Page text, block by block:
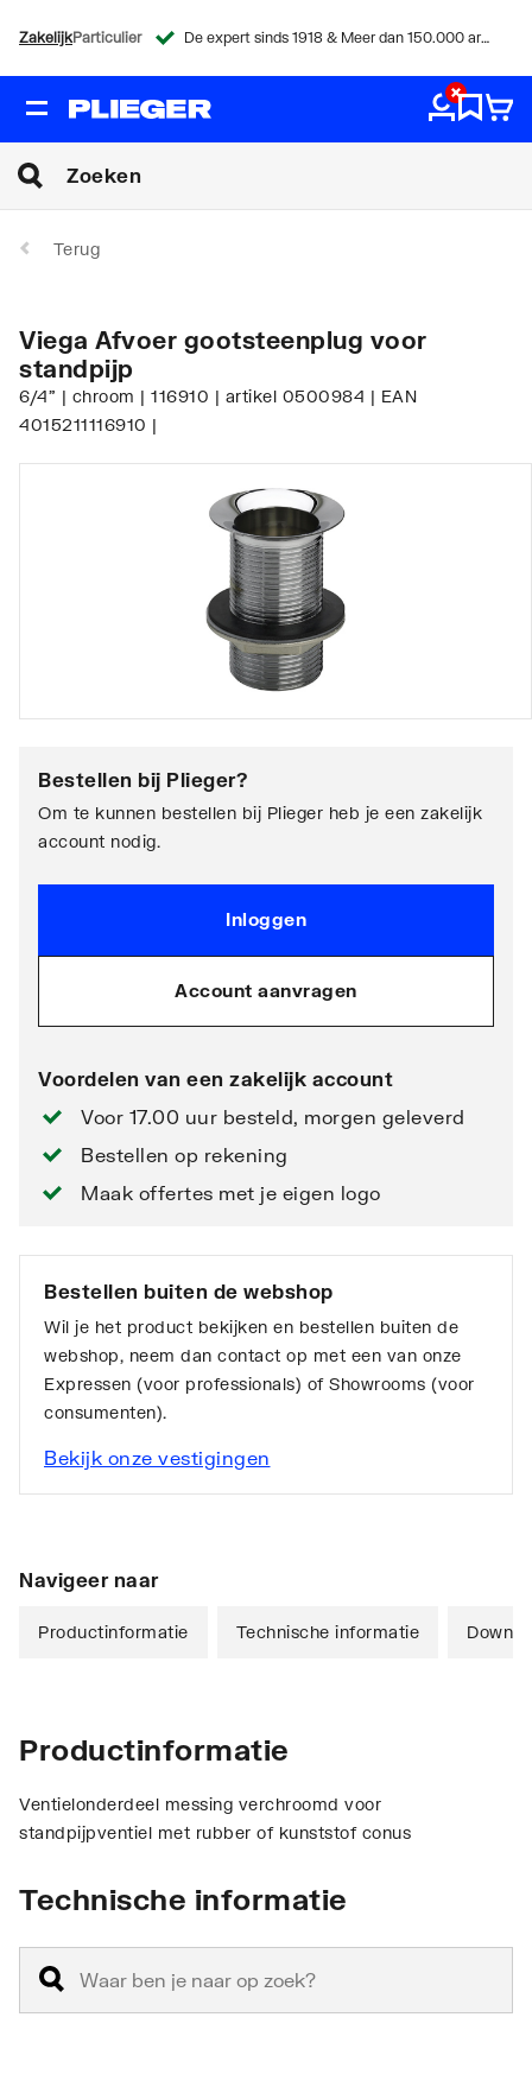
ZakelijkParticulier De expert sinds 1918 & Meer dan 150.000 artikelen
Terug
Viega Afvoer gootsteenplug voor
standpijp
6/4" | chroom | 116910 | artikel 0500984 | EAN
4015211116910 |
Bestellen bij Plieger?
Om te kunnen bestellen bij Plieger heb je een zakelijk
account nodig.
Inloggen
Account aanvragen
Voordelen van een zakelijk account
Voor 17.00 uur besteld, morgen geleverd
Bestellen op rekening
Maak offertes met je eigen logo
Bestellen buiten de webshop
Wil je het product bekijken en bestellen buiten de
webshop, neem dan contact op met een van onze
Expressen (voor professionals) of Showrooms (voor
consumenten).
Bekijk onze vestigingen
Navigeer naar
Productinformatie Technische informatie
Productinformatie
Ventielonderdeel messing verchroomd voor
standpijpventiel met rubber of kunststof conus
Technische informatie